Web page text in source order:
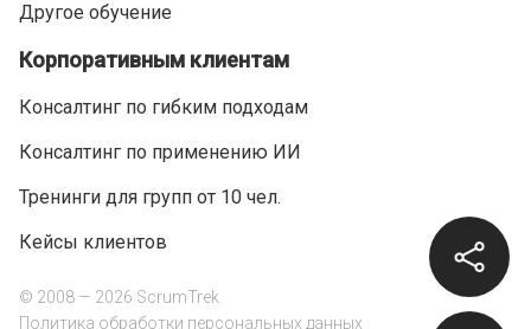
Другое обучение
Корпоративным клиентам
Консалтинг по гибким подходам
Консалтинг по применению ИИ
Тренинги для групп от 10 чел.
Кейсы клиентов
© 2008 — 2026 ScrumTrek
Политика обработки персональных данных